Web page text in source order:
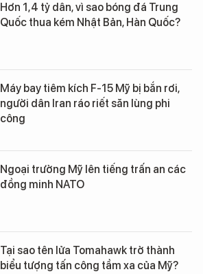
Hơn 1,4 tỷ dân, vì sao bóng đá Trung
Quốc thua kém Nhật Bản, Hàn Quốc?
Máy bay tiêm kích F-15 Mỹ bị bắn rơi,
người dân Iran ráo riết săn lùng phi
công
Ngoại trưởng Mỹ lên tiếng trấn an các
đồng minh NATO
Tại sao tên lửa Tomahawk trở thành
biểu tượng tấn công tầm xa của Mỹ?